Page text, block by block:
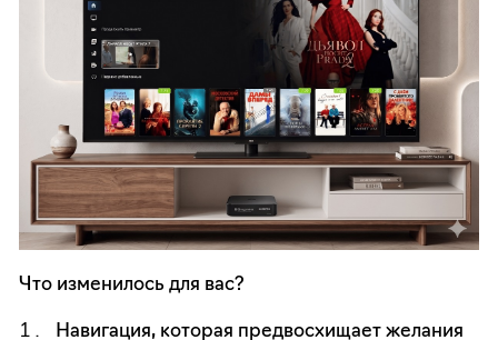
Что изменилось для вас?
Навигация, которая предвосхищает желания